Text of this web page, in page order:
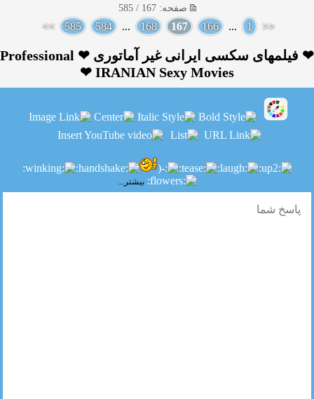
صفحه: 167 / 585
<<
1
...
166
167
168
...
584
585
>>
❤ فیلمهای سکسی ایرانی غیر آماتوری ❤ Professional
IRANIAN Sexy Movies ❤
بیشتر...